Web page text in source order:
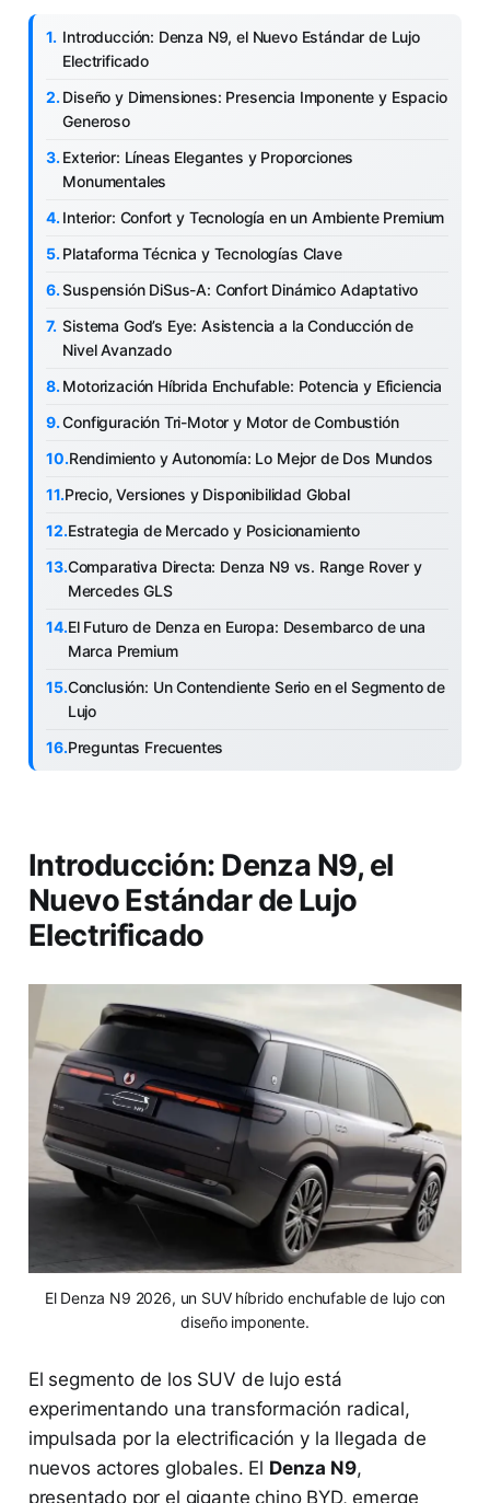
Introducción: Denza N9, el Nuevo Estándar de Lujo
Electrificado
Diseño y Dimensiones: Presencia Imponente y Espacio
Generoso
Exterior: Líneas Elegantes y Proporciones
Monumentales
Interior: Confort y Tecnología en un Ambiente Premium
Plataforma Técnica y Tecnologías Clave
Suspensión DiSus-A: Confort Dinámico Adaptativo
Sistema God’s Eye: Asistencia a la Conducción de
Nivel Avanzado
Motorización Híbrida Enchufable: Potencia y Eficiencia
Configuración Tri-Motor y Motor de Combustión
Rendimiento y Autonomía: Lo Mejor de Dos Mundos
Precio, Versiones y Disponibilidad Global
Estrategia de Mercado y Posicionamiento
Comparativa Directa: Denza N9 vs. Range Rover y
Mercedes GLS
El Futuro de Denza en Europa: Desembarco de una
Marca Premium
Conclusión: Un Contendiente Serio en el Segmento de
Lujo
Preguntas Frecuentes
Introducción: Denza N9, el
Nuevo Estándar de Lujo
Electrificado
El Denza N9 2026, un SUV híbrido enchufable de lujo con
diseño imponente.
El segmento de los SUV de lujo está
experimentando una transformación radical,
impulsada por la electrificación y la llegada de
nuevos actores globales. El Denza N9,
presentado por el gigante chino BYD, emerge